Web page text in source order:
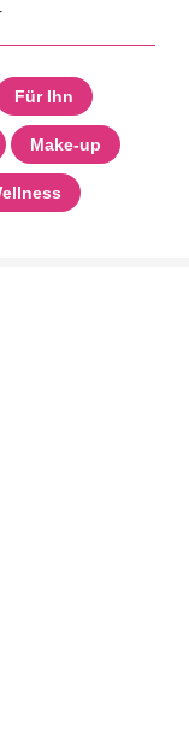
Für Ihn
Make-up